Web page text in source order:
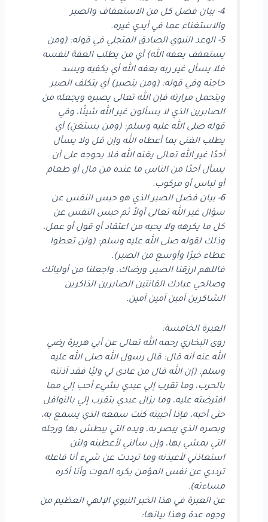
4- بيان فضل كل من الاستعفاف والصبر
والاستغناء عما في أيدي غيره.
5- الوعد النبوي الصادق المتجلي في قوله: (ومن
يستعفف يعفه الله) أي من يطلب العفة لنفسه
فلا يسأل غير ربه يعفه الله أي يكفيه ويسد
حاجته وفي قوله: (ومن يتصبر) أي يتكلف الصبر
ويتحمل مرارته فإن الله تعالى يصبره ويجعله من
الصابرين الذي لا يسألون غير الله شيئًا، وفي
قوله صلى الله عليه وسلم: (ومن يستغنِ) أي
يطلب الغنى بما أعطاه الله وإن قل ولا يسأل
أحدًا غير الله تعالى يغنه الله فلا يحوجه على أن
يسأل أحدًا من الناس ما عنده من مال أو طعام
أو لباس أو مركوب.
6- بيان فضل الصبر الذي هو حبس النفس عن
سؤال غير الله تعالى أولاً ثم حبس النفس عن
كل ما يكرهه ولا يحبه من اعتقاد أو قول أو عمل،
وذلك لقوله صلى الله عليه وسلم: (ولن تعطوا
عطاء خيرًا وأوسع من الصبر).
فاللهم ارزقنا الصبر، ورضاك، واجعلنا من أوليائك
وصالحي عبادك القانتين الصابرين الذاكرين
الشاكرين آمين آمين آمين.
العبرة الخامسة:
روى البخاري رحمه الله تعالى عن أبي هريرة رضي
الله عنه أنه قال: قال رسول الله صلى الله عليه
وسلم: (إن الله قال من عادى لي وليًا فقد آذنته
بالحرب، وما تقرب إلي عبدي بشيء أحب إلي مما
افترضته عليه، وما يزال عبدي يتقرب إلي بالنوافل
حتى أحبه، فإذا أحببته كنت سمعه الذي يسمع به،
وبصره الذي يبصر به، ويده التي يبطش بها ورجله
التي يمشي بها، وإن سألني لأعطينه ولئن
استعاذني لأعيذنه وما ترددت عن شيء أنا فاعله
ترددي عن نفس المؤمن يكره الموت وأنا أكره
مساءته).
عن العبرة في هذا الخبر النبوي الإلهي العظيم من
وجوه عدة وهذا بيانها: